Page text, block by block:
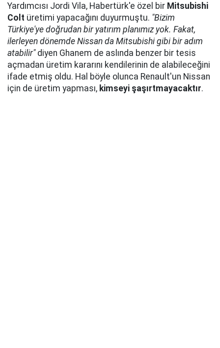
Yardımcısı Jordi Vila, Habertürk'e özel bir Mitsubishi
Colt üretimi yapacağını duyurmuştu. "Bizim
Türkiye'ye doğrudan bir yatırım planımız yok. Fakat,
ilerleyen dönemde Nissan da Mitsubishi gibi bir adım
atabilir"diyen Ghanem de aslında benzer bir tesis
açmadan üretim kararını kendilerinin de alabileceğini
ifade etmiş oldu. Hal böyle olunca Renault'un Nissan
için de üretim yapması, kimseyi şaşırtmayacaktır.